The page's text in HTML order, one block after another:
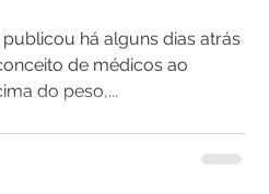
há alguns dias atrás
de médicos ao
do peso,...